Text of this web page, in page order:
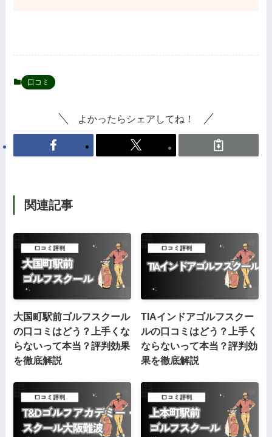
口コミ
よかったらシェアしてね！
関連記事
大国町駅前ゴルフスクール
の口コミはどう？上手くな
らないって本当？評判効果
を徹底解説
TIAインドアゴルフスクー
ルの口コミはどう？上手く
ならないって本当？評判効
果を徹底解説